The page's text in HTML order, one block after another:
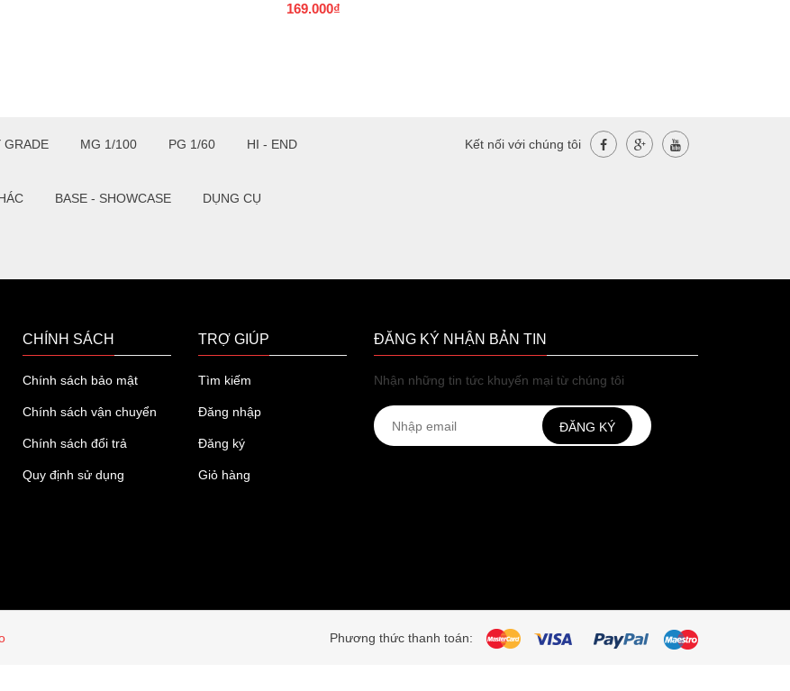
169.000₫
GRADE MG 1/100 PG 1/60 HI - END
BASE - SHOWCASE DỤNG CỤ
Kết nối với chúng tôi
CHÍNH SÁCH
Chính sách bảo mật
Chính sách vận chuyển
Chính sách đổi trả
Quy định sử dụng
TRỢ GIÚP
Tìm kiếm
Đăng nhập
Đăng ký
Giỏ hàng
ĐĂNG KÝ NHẬN BẢN TIN
Nhận những tin tức khuyến mại từ chúng tôi
ĐĂNG KÝ
Phương thức thanh toán: